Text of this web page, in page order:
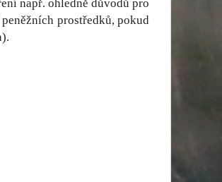
např. ohledně důvodů pro
prostředků, pokud